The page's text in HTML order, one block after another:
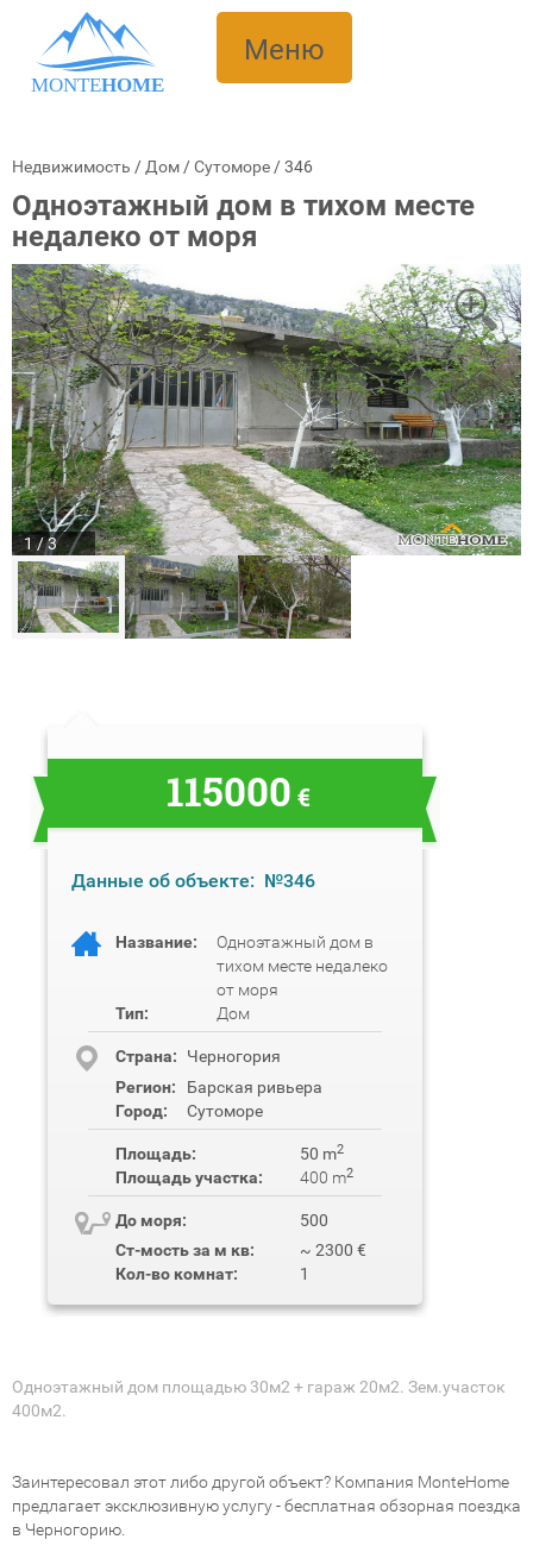
MONTEHOME
Меню
Недвижимость / Дом /Сутоморе /346
Одноэтажный дом в тихом месте
недалеко от моря
1 / 3
115000 €
Данные об объекте: №346
Название:
Одноэтажный дом в
тихом месте недалеко
от моря
Тип:
Дом
Cтрана:
Черногория
Регион:
Барская ривьера
Город:
Сутоморе
Площадь: 50 m2
Площадь участка: 400 m2
До моря:
500
Ст-мость за м кв:
~ 2300 €
Кол-во комнат:
1
Одноэтажный дом площадью 30м2 + гараж 20м2. Зем.участок
400м2.
Заинтересовал этот либо другой объект? Компания MonteHome
предлагает эксклюзивную услугу - бесплатная обзорная поездка
в Черногорию.